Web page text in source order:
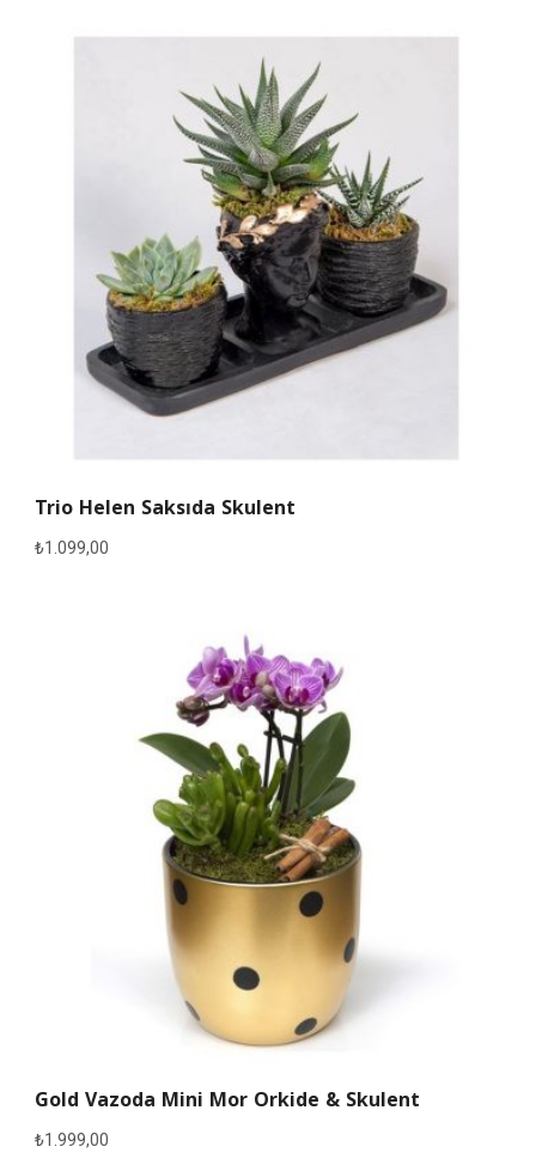
Trio Helen Saksıda Skulent
₺1.099,00
Gold Vazoda Mini Mor Orkide & Skulent
₺1.999,00